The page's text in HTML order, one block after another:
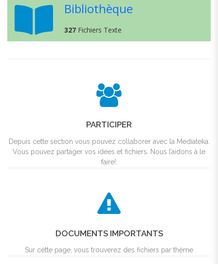
Bibliothèque
327 Fichiers Texte
PARTICIPER
Depuis cette section vous pouvez collaborer avec la Mediateka.
Vous pouvez partager vos idées et fichiers. Nous l’aidons à le
faire!.
DOCUMENTS IMPORTANTS
Sur cette page, vous trouverez des fichiers par thème